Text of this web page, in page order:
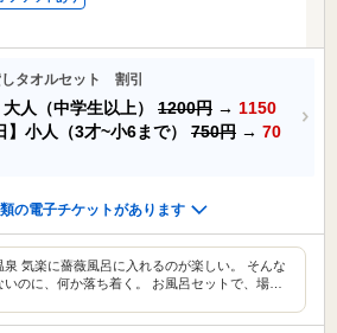
しタオルセット 割引
人（中学生以上） 1200円 → 1150
】小人（3才~小6まで） 750円 → 70
の電子チケットがあります
泉 気楽に薔薇風呂に入れるのが楽しい。 そんな
いのに、何か落ち着く。 お風呂セットで、場…